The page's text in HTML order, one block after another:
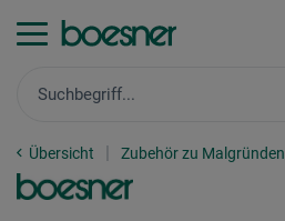
Übersicht Zubehör zu Malgründen